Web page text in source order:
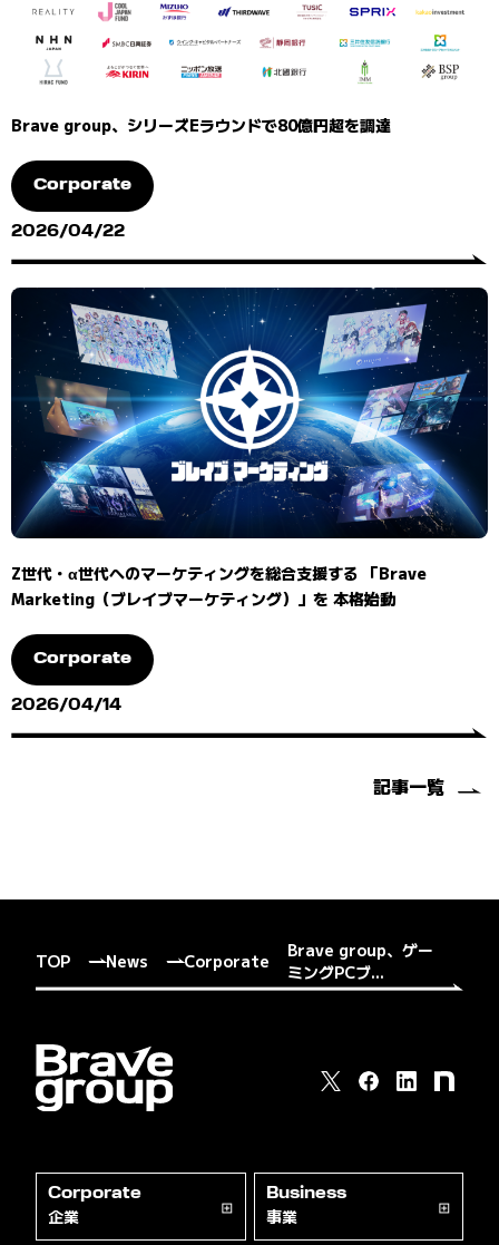
Brave group、シリーズEラウンドで80億円超を調達
Corporate
2026/04/22
Z世代・α世代へのマーケティングを総合支援する 「Brave
Marketing（ブレイブマーケティング）」を 本格始動
Corporate
2026/04/14
記事一覧
TOP News Corporate
Brave group、ゲー
ミングPCブ...
Corporate
企業
Business
事業